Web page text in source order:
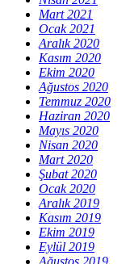
Mart 2021
Ocak 2021
Aralık 2020
Kasım 2020
Ekim 2020
Ağustos 2020
Temmuz 2020
Haziran 2020
Mayıs 2020
Nisan 2020
Mart 2020
Şubat 2020
Ocak 2020
Aralık 2019
Kasım 2019
Ekim 2019
Eylül 2019
Ağustos 2019